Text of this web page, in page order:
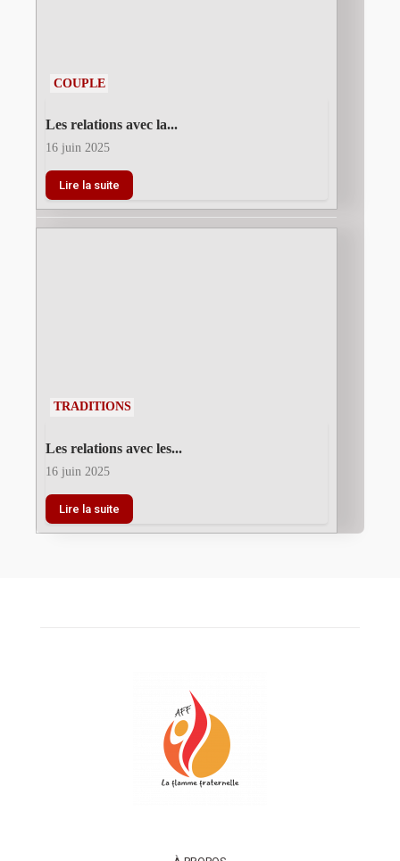
COUPLE
Les relations avec la...
16 juin 2025
Lire la suite
TRADITIONS
Les relations avec les...
16 juin 2025
Lire la suite